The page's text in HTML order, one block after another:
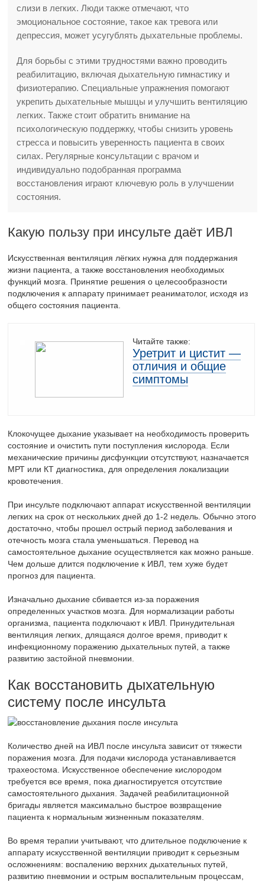
слизи в легких. Люди также отмечают, что
эмоциональное состояние, такое как тревога или
депрессия, может усугублять дыхательные проблемы.
Для борьбы с этими трудностями важно проводить
реабилитацию, включая дыхательную гимнастику и
физиотерапию. Специальные упражнения помогают
укрепить дыхательные мышцы и улучшить вентиляцию
легких. Также стоит обратить внимание на
психологическую поддержку, чтобы снизить уровень
стресса и повысить уверенность пациента в своих
силах. Регулярные консультации с врачом и
индивидуально подобранная программа
восстановления играют ключевую роль в улучшении
состояния.
Какую пользу при инсульте даёт ИВЛ
Искусственная вентиляция лёгких нужна для поддержания
жизни пациента, а также восстановления необходимых
функций мозга. Принятие решения о целесообразности
подключения к аппарату принимает реаниматолог, исходя из
общего состояния пациента.
Читайте также:
Уретрит и цистит —
отличия и общие
симптомы
Клокочущее дыхание указывает на необходимость проверить
состояние и очистить пути поступления кислорода. Если
механические причины дисфункции отсутствуют, назначается
МРТ или КТ диагностика, для определения локализации
кровотечения.
При инсульте подключают аппарат искусственной вентиляции
легких на срок от нескольких дней до 1-2 недель. Обычно этого
достаточно, чтобы прошел острый период заболевания и
отечность мозга стала уменьшаться. Перевод на
самостоятельное дыхание осуществляется как можно раньше.
Чем дольше длится подключение к ИВЛ, тем хуже будет
прогноз для пациента.
Изначально дыхание сбивается из-за поражения
определенных участков мозга. Для нормализации работы
организма, пациента подключают к ИВЛ. Принудительная
вентиляция легких, длящаяся долгое время, приводит к
инфекционному поражению дыхательных путей, а также
развитию застойной пневмонии.
Как восстановить дыхательную
систему после инсульта
Количество дней на ИВЛ после инсульта зависит от тяжести
поражения мозга. Для подачи кислорода устанавливается
трахеостома. Искусственное обеспечение кислородом
требуется все время, пока диагностируется отсутствие
самостоятельного дыхания. Задачей реабилитационной
бригады является максимально быстрое возвращение
пациента к нормальным жизненным показателям.
Во время терапии учитывают, что длительное подключение к
аппарату искусственной вентиляции приводит к серьезным
осложнениям: воспалению верхних дыхательных путей,
развитию пневмонии и острым воспалительным процессам,